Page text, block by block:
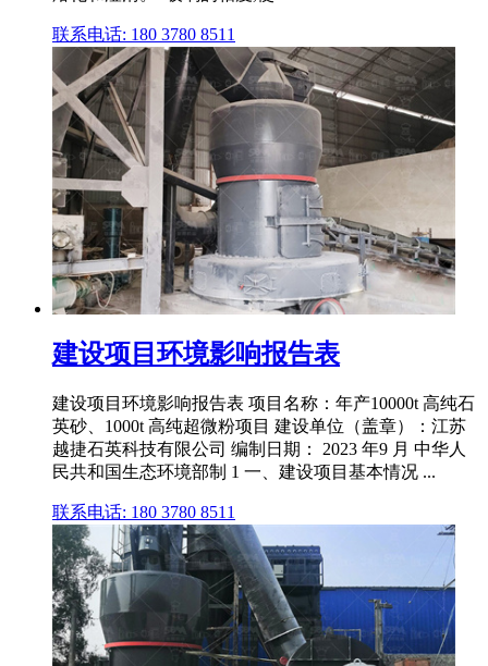
联系电话: 180 3780 8511
建设项目环境影响报告表
建设项目环境影响报告表 项目名称：年产10000t 高纯石
英砂、1000t 高纯超微粉项目 建设单位（盖章）：江苏
越捷石英科技有限公司 编制日期： 2023 年9 月 中华人
民共和国生态环境部制 1 一、建设项目基本情况 ...
联系电话: 180 3780 8511